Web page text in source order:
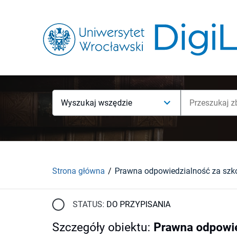
Wyszukaj wszędzie
Strona główna
STATUS: DO PRZYPISANIA
Szczegóły obiektu: Prawna